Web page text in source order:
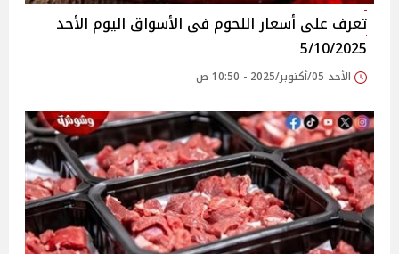
تعرف على أسعار اللحوم فى الأسواق‎‎ اليوم الأحد
5/10/2025
الأحد 05/أكتوبر/2025 - 10:50 ص